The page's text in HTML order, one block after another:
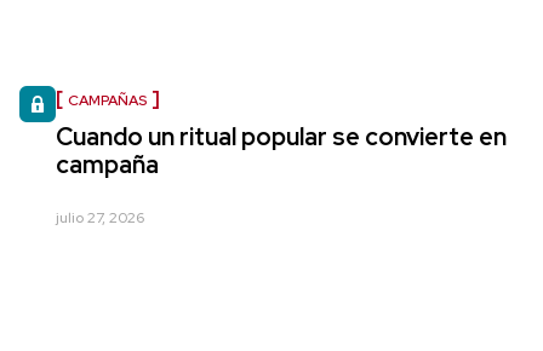
CAMPAÑAS
Cuando un ritual popular se convierte en
campaña
julio 27, 2026